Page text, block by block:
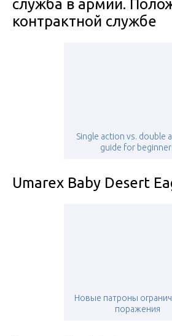
служба в армии.
контрактной службе
Single action vs. double
guide for
Umarex Baby Desert
Новые патроны
поражения